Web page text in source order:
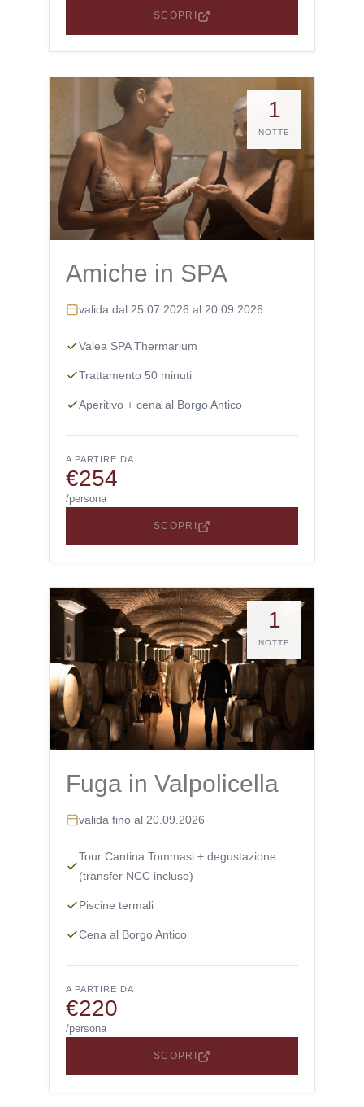
SCOPRI
1
NOTTE
Amiche in SPA
valida dal 25.07.2026 al 20.09.2026
Valēa SPA Thermarium
Trattamento 50 minuti
Aperitivo + cena al Borgo Antico
A PARTIRE DA
€254
/persona
SCOPRI
1
NOTTE
Fuga in Valpolicella
valida fino al 20.09.2026
Tour Cantina Tommasi + degustazione
(transfer NCC incluso)
Piscine termali
Cena al Borgo Antico
A PARTIRE DA
€220
/persona
SCOPRI